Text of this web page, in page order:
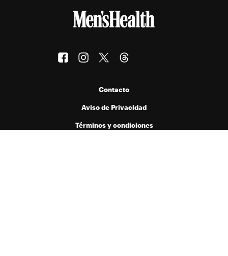
Contacto
Aviso de Privacidad
Términos y condiciones